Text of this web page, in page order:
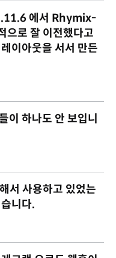
에서 Rhymix-
으로 잘 이전했다고
이아웃을 서서 만든
이 하나도 안 보입니
서 사용하고 있었는
니다.